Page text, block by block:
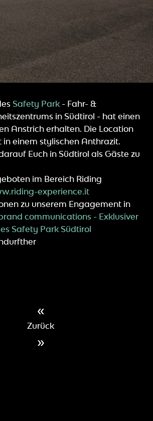
Safety Park - Fahr- &
in Südtirol - hat einen
Anstrich erhalten. Die Location
einem stylischen Anthrazit.
Euch in Südtirol als Gäste zu
im Bereich Riding
experience.it
zu unserem Engagement in
communications - Exklusiver
Safety Park Südtirol
«
Zurück
»